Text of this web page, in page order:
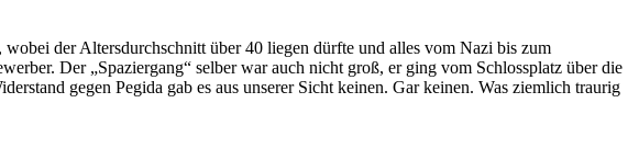
der Altersdurchschnitt über 40 liegen dürfte und alles vom Nazi bis zum
Der „Spaziergang“ selber war auch nicht groß, er ging vom Schlossplatz über die
gegen Pegida gab es aus unserer Sicht keinen. Gar keinen. Was ziemlich traurig